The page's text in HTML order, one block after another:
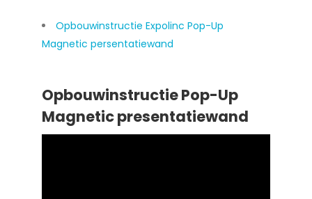
Opbouwinstructie Expolinc Pop-Up
Magnetic persentatiewand
Opbouwinstructie Pop-Up
Magnetic presentatiewand